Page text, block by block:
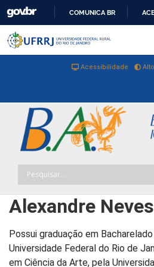
COMUNICA BR
Pular barra institucional
Barra
Acessibilidade
Alexandre
Possui graduação em
Universidade Federal do Rio de
em Ciência da Arte, pela